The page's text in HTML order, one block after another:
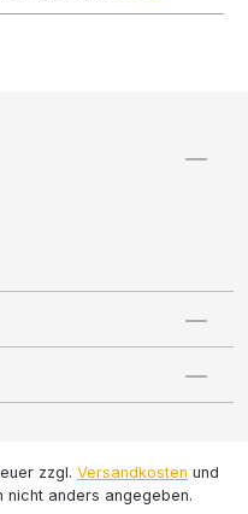
zzgl. Versandkosten und
nicht anders angegeben.